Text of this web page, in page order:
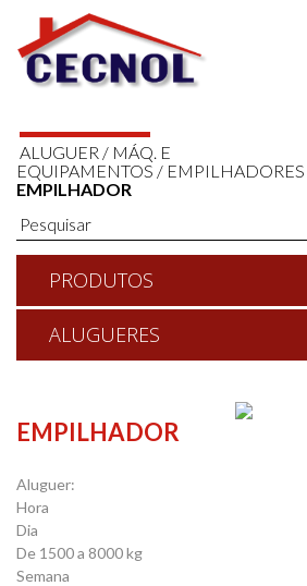
ALUGUER / MÁQ. E
EQUIPAMENTOS / EMPILHADORES
EMPILHADOR
PRODUTOS
ALUGUERES
EMPILHADOR
Aluguer:
Hora
Dia
De 1500 a 8000 kg
Semana